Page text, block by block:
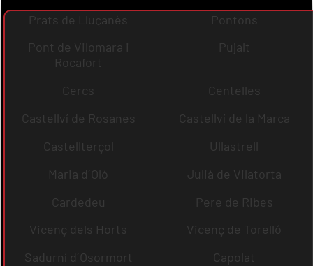
Prats de Lluçanès
Pontons
Pont de Vilomara i
Rocafort
Pujalt
Cercs
Centelles
Castellví de Rosanes
Castellví de la Marca
Castellterçol
Ullastrell
Maria d´Oló
Julià de Vilatorta
Cardedeu
Pere de Ribes
Vicenç dels Horts
Vicenç de Torelló
Sadurní d´Osormort
Capolat